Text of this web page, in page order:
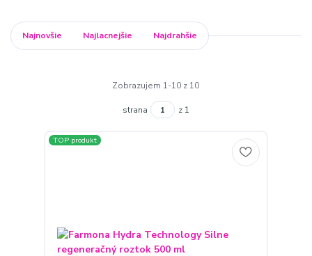
Najnovšie Najlacnejšie Najdrahšie
Zobrazujem 1-10 z 10
strana z 1
TOP produkt